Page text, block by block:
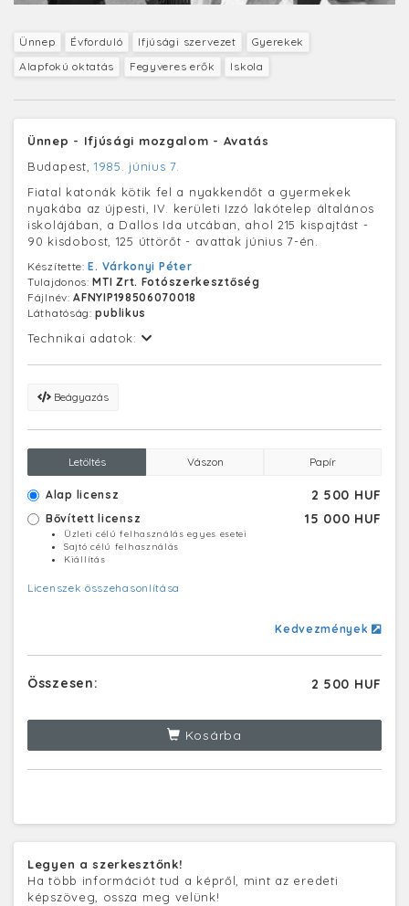
Ünnep Évforduló Ifjúsági szervezet
Gyerekek
Alapfokú oktatás
Fegyveres erők Iskola
Ünnep - Ifjúsági mozgalom - Avatás
Budapest, 1985. június 7.
Fiatal katonák kötik fel a nyakkendőt a gyermekek
nyakába az újpesti, IV. kerületi Izzó lakótelep általános
iskolájában, a Dallos Ida utcában, ahol 215 kispajtást -
90 kisdobost, 125 úttörőt - avattak június 7-én.
Készítette:E. Várkonyi Péter
Tulajdonos:MTI Zrt. Fotószerkesztőség
Fájlnév:AFNYIP198506070018
Láthatóság:publikus
Technikai adatok:
Beágyazás
Letöltés Vászon Papír
Alap licensz 2 500 HUF
Bővített licensz 15 000 HUF
Üzleti célú felhasználás egyes esetei
Sajtó célú felhasználás
Kiállítás
Licenszek összehasonlítása
Kedvezmények
Összesen: 2 500 HUF
Kosárba
Legyen a szerkesztőnk!
Ha több információt tud a képről, mint az eredeti
képszöveg, ossza meg velünk!